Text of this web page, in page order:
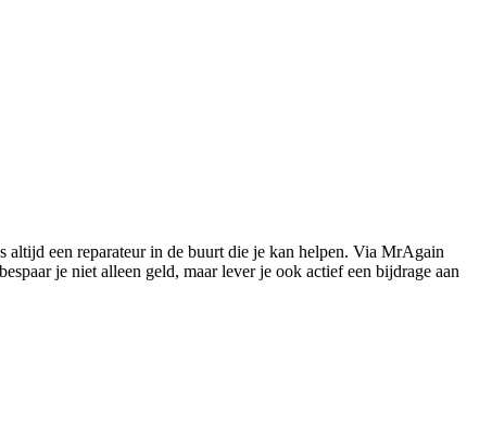
een reparateur in de buurt die je kan helpen. Via MrAgain
je niet alleen geld, maar lever je ook actief een bijdrage aan